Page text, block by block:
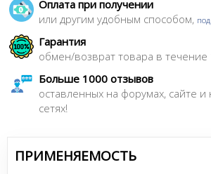
Оплата при получении
или другим удобным способом,
Гарантия
обмен/возврат товара в течение
Больше 1000 отзывов
оставленных на форумах, сайте
сетях!
ПРИМЕНЯЕМОСТЬ